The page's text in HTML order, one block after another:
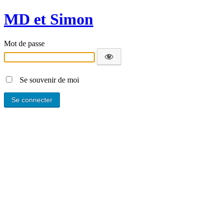
MD et Simon
Mot de passe
Se souvenir de moi